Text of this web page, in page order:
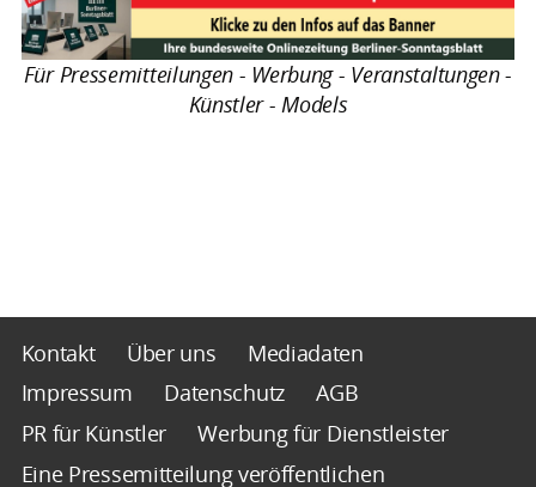
Für Pressemitteilungen - Werbung - Veranstaltungen -
Künstler - Models
Kontakt Über uns
Mediadaten
Impressum
Datenschutz
AGB
PR für Künstler
Werbung für Dienstleister
Eine Pressemitteilung veröffentlichen